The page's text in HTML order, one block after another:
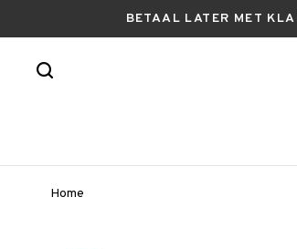
BETAAL LATER MET
Home